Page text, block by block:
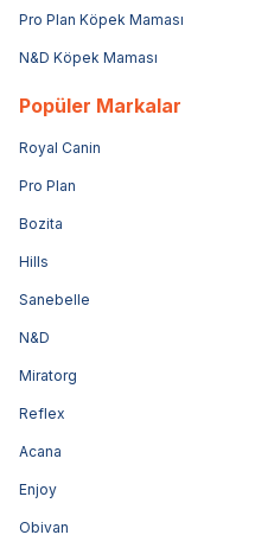
Pro Plan Köpek Maması
N&D Köpek Maması
Popüler Markalar
Royal Canin
Pro Plan
Bozita
Hills
Sanebelle
N&D
Miratorg
Reflex
Acana
Enjoy
Obivan